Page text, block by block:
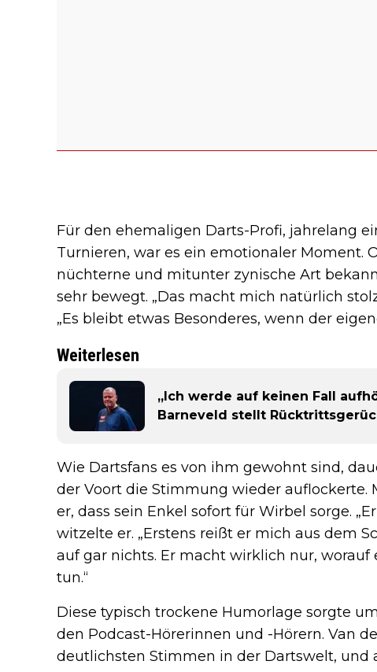
Für den ehemaligen Darts-Profi, jahrelang
Turnieren, war es ein emotionaler Moment.
nüchterne und mitunter zynische Art
sehr bewegt. „Das macht mich natürlich
„Es bleibt etwas Besonderes, wenn der
Weiterlesen
„Ich werde auf keinen Fall
Barneveld stellt
Wie Dartsfans es von ihm gewohnt sind,
der Voort die Stimmung wieder
er, dass sein Enkel sofort für Wirbel sorge.
witzelte er. „Erstens reißt er mich aus dem
auf gar nichts. Er macht wirklich nur, worauf
tun.“
Diese typisch trockene Humorlage sorgte
den Podcast-Hörerinnen und -Hörern. Van
deutlichsten Stimmen in der Dartswelt, und